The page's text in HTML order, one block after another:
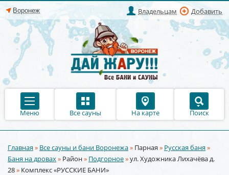
Владельцам Добавить
Меню Все сауны На карте Поиск
Вы здесь
Главная» Все сауны и бани Воронежа» Парная» Русская баня»
Баня на дровах» Район» Подгорное»ул. Художника Лихачёва д.
28» Комплекс «РУССКИЕ БАНИ»